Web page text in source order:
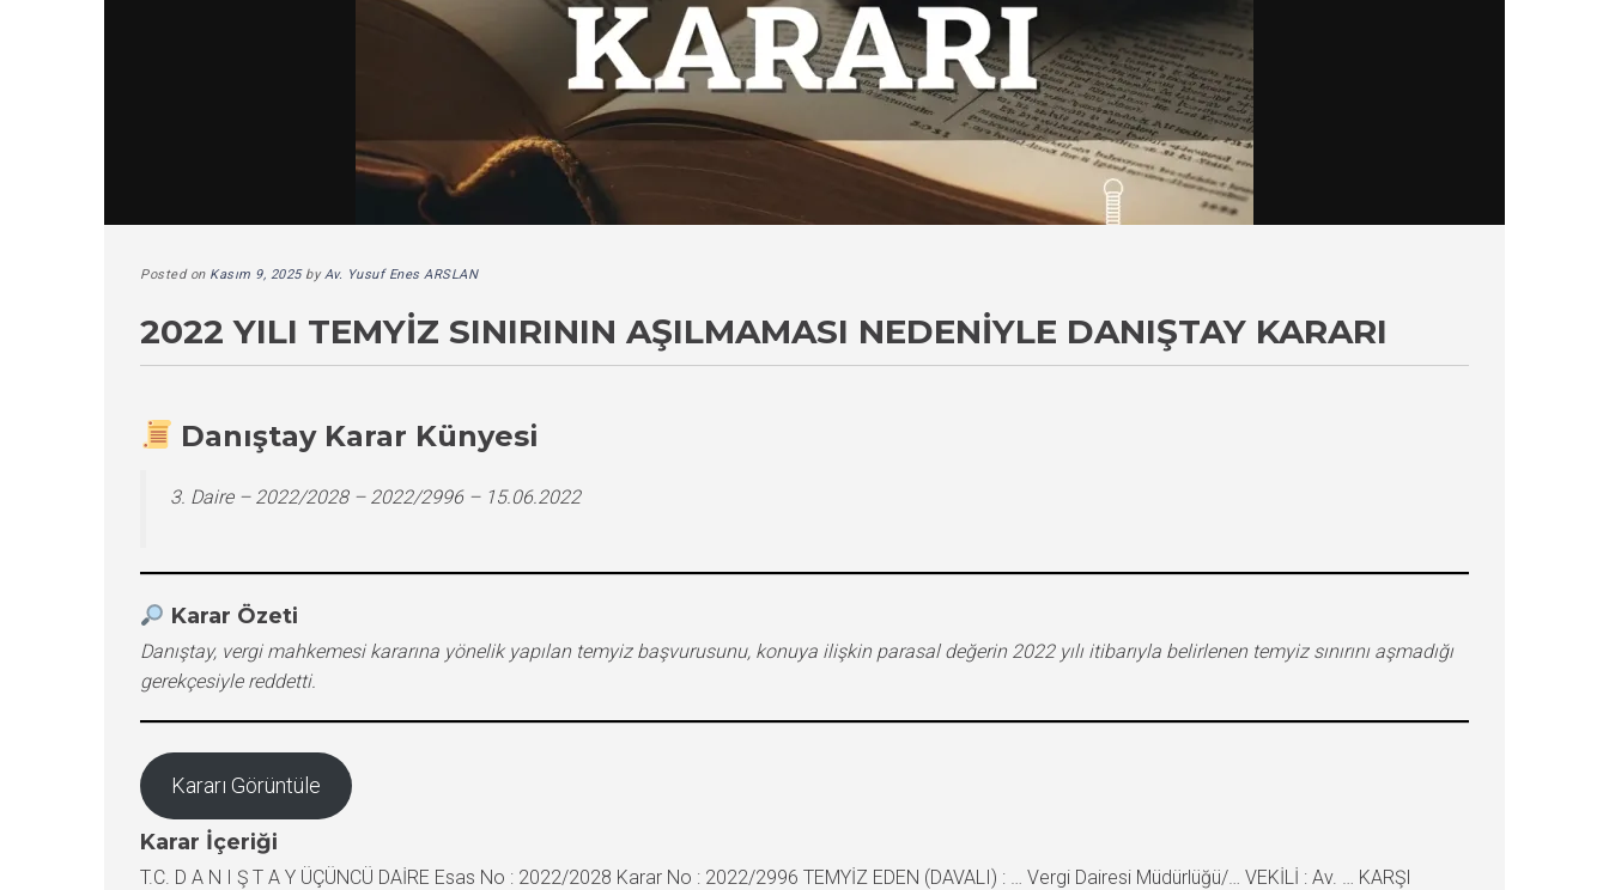
Posted on Kasım 9, 2025byAv. Yusuf Enes ARSLAN
2022 YILI TEMYIZ SINIRININ AŞILMAMASI NEDENIYLE DANIŞTAY KARARI
Danıştay Karar Künyesi
3. Daire – 2022/2028 – 2022/2996 – 15.06.2022
Karar Özeti
Danıştay, vergi mahkemesi kararına yönelik yapılan temyiz başvurusunu, konuya ilişkin parasal değerin 2022 yılı itibarıyla belirlenen temyiz sınırını aşmadığı
gerekçesiyle reddetti.
Kararı Görüntüle
Karar İçeriği
T.C. D A N I Ş T A Y ÜÇÜNCÜ DAİRE Esas No : 2022/2028 Karar No : 2022/2996 TEMYİZ EDEN (DAVALI) : … Vergi Dairesi Müdürlüğü/… VEKİLİ : Av. … KARŞI